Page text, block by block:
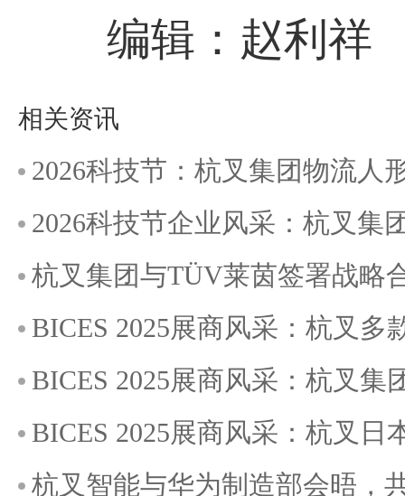
编辑：赵利祥
相关资讯
2026科技节：杭叉集团物流人
2026科技节企业风采：杭叉集
杭叉集团与TÜV莱茵签署战略
BICES 2025展商风采：杭叉多
BICES 2025展商风采：杭叉集
BICES 2025展商风采：杭叉
杭叉智能与华为制造部会晤，